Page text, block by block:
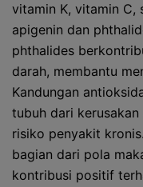
vitamin K, vitamin C,
apigenin dan
phthalides
darah, membantu
Kandungan
tubuh dari
risiko penyakit
bagian dari pola
kontribusi positif